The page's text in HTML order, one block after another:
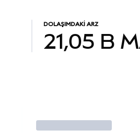
DOLAŞIMDAKI ARZ
21,05 B
İşlem Yap